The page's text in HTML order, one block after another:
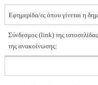
Εφημερίδα/ες όπου γίνεται η
Σύνδεσμος (link) της
της ανακοίνωσης: